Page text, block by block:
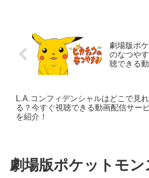
劇場版ポ
のなつや
聴できる
L.A.コンフィデンシャルはどこで見れ
る？今すぐ視聴できる動画配信サー
を紹介！
劇場版ポケットモ